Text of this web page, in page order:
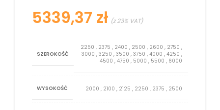
zł
SZEROKOŚĆ
2250 , 2375 , 2400 , 2500 , 2600 , 2750 ,
3000 , 3250 , 3500 , 3750 , 4000 , 4250 ,
4500 , 4750 , 5000 , 5500 , 6000
WYSOKOŚĆ 2000 , 2100 , 2125 , 2250 , 2375 , 2500